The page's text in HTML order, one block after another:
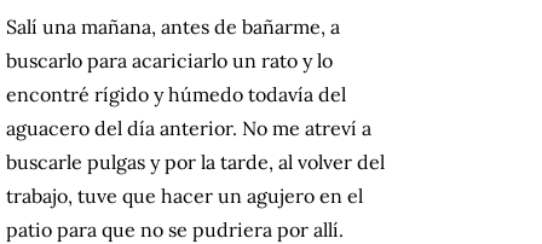
Salí una mañana, antes de bañarme, a
buscarlo para acariciarlo un rato y lo
encontré rígido y húmedo todavía del
aguacero del día anterior. No me atreví a
buscarle pulgas y por la tarde, al volver del
trabajo, tuve que hacer un agujero en el
patio para que no se pudriera por allí.